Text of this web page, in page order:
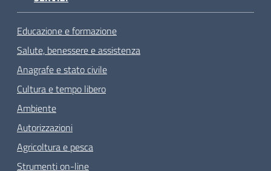
Educazione e formazione
Salute, benessere e assistenza
Anagrafe e stato civile
Cultura e tempo libero
Ambiente
Autorizzazioni
Agricoltura e pesca
Strumenti on-line